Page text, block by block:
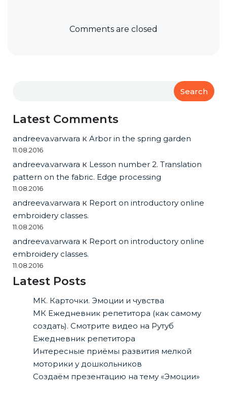
Comments are closed
Search
Latest Comments
andreeva.varwara к Arbor in the spring garden
11.08.2016
andreeva.varwara к Lesson number 2. Translation
pattern on the fabric. Edge processing
11.08.2016
andreeva.varwara к Report on introductory online
embroidery classes.
11.08.2016
andreeva.varwara к Report on introductory online
embroidery classes.
11.08.2016
Latest Posts
МК. Карточки. Эмоции и чувства
МК Ежедневник репетитора (как самому
создать). Смотрите видео на Рутуб
Ежедневник репетитора
Интересные приёмы развития мелкой
моторики у дошкольников
Создаём презентацию на тему «Эмоции»